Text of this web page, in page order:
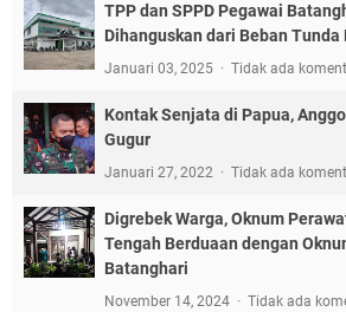
TPP dan SPPD Pegawai
Dihanguskan dari Beban Tunda
Januari 03, 2025 Tidak ada
Kontak Senjata di Papua,
Gugur
Januari 27, 2022 Tidak ada
Digrebek Warga, Oknum
Tengah Berduaan dengan
Batanghari
November 14, 2024 Tidak ada